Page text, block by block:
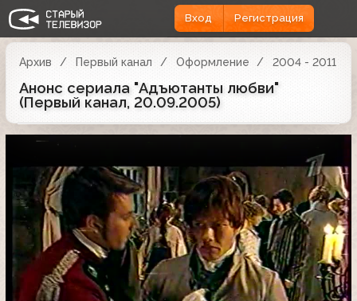
Вход Регистрация
Архив Первый канал Оформление 2004 - 2011
Анонс сериала "Адъютанты любви"
(Первый канал, 20.09.2005)